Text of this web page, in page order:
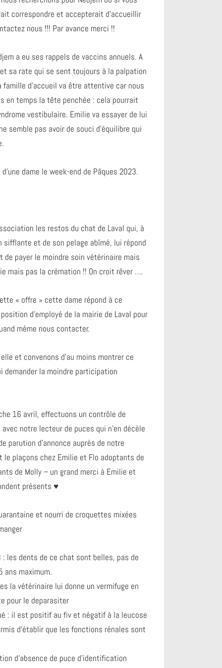
correspondre et accepterait d’accueillir
nous !!! Par avance merci !!
a eu ses rappels de vaccins annuels. A
sa rate qui se sent toujours à la palpation
famille d’accueil va être attentive car nous
en temps la tête penchée : cela pourrait
vestibulaire. Emilie va essayer de lui
semble pas avoir de souci d’équilibre qui
dame le week-end de Pâques 2023.
les restos du chat de Laval qui, à
et de son pelage abîmé, lui répond
payer le moindre soin vétérinaire mais
mais pas la crémation !! On croit rêver ….
« offre » cette dame répond à ce
d’employé de la mairie de Laval pour
mème nous contacter.
et convenons d’au moins montrer ce
la moindre participation
16 avril, effectuons un contrôle de
notre lecteur de puces qui n’en décèle
parution d’annonce auprès de notre
plaçons chez Emilie et Flo adoptants de
de Molly – un grand merci à Emilie et
présents ♥️
et nourri de croquettes mixées
les dents de ce chat sont belles, pas de
maximum.
la vétérinaire lui donne un vermifuge en
pour le deparasiter
: il est positif au fiv et négatif à la leucose
d’établir que les fonctions rénales sont
d’absence de puce d’identification